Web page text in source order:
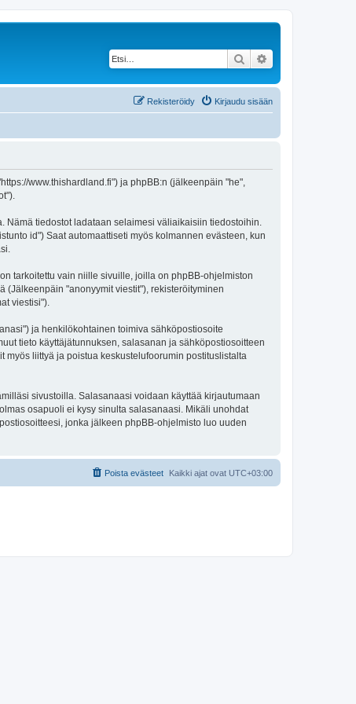
Etsi
Kirjaudu sisään
Rekisteröidy
www.thishardland.fi") ja phpBB:n (jälkeenpäin "he",
tiedostot ladataan selaimesi väliaikaisiin tiedostoihin.
id") Saat automaattiseti myös kolmannen evästeen, kun
tarkoitettu vain niille sivuille, joilla on phpBB-ohjelmiston
(Jälkeenpäin "anonyymit viestit"), rekisteröityminen
viestisi").
ja henkilökohtainen toimiva sähköpostiosoite
tieto käyttäjätunnuksen, salasanan ja sähköpostiosoitteen
liittyä ja poistua keskustelufoorumin postituslistalta
sivustoilla. Salasanaasi voidaan käyttää kirjautumaan
osapuoli ei kysy sinulta salasanaasi. Mikäli unohdat
jonka jälkeen phpBB-ohjelmisto luo uuden
Kaikki ajat ovat UTC+03:00
Poista evästeet